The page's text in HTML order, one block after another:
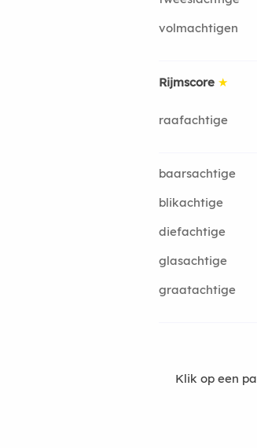
volmachtigen
Rijmscore ★
raafachtige
baarsachtige
blikachtige
diefachtige
glasachtige
graatachtige
Klik op een